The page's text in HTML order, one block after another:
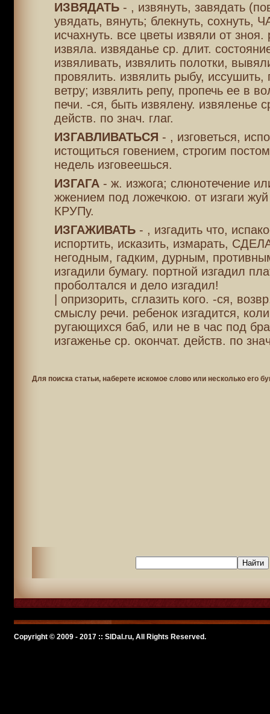
ИЗВЯДАТЬ- , извянуть, завядать
увядать, вянуть; блекнуть, сохнуть,
исчахнуть. все цветы извяли от
извяла. извяданье ср. длит.
извяливать, извялить полотки,
провялить. извялить рыбу, иссушить,
ветру; извялить репу, пропечь ее в
печи. -ся, быть извялену. извяленье
действ. по знач. глаг.
ИЗГАВЛИВАТЬСЯ - , изговеться,
истощиться говением, строгим
недель изговеешься.
ИЗГАГА- ж. изжога; слюнотечение
жжением под ложечкою. от изгаги
КРУПу.
ИЗГАЖИВАТЬ- , изгадить что,
испортить, исказить, измарать,
негодным, гадким, дурным,
изгадили бумагу. портной изгадил
проболтался и дело изгадил!
| опризорить, сглазить кого. -ся,
смыслу речи. ребенок изгадится,
ругающихся баб, или не в час под
изгаженье ср. окончат. действ. по
Для поиска статьи, наберете искомое слово или несколько его
Copyright © 2009 - 2017 :: SlDal.ru, All Rights Reserved.